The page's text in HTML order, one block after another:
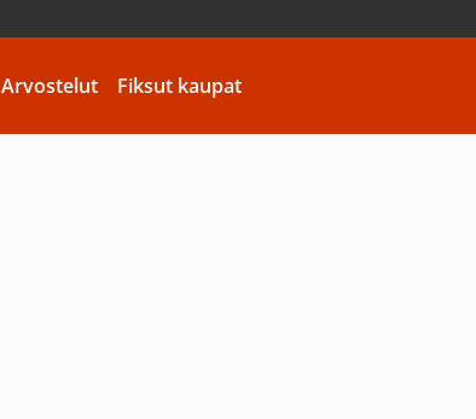
Arvostelut Fiksut kaupat